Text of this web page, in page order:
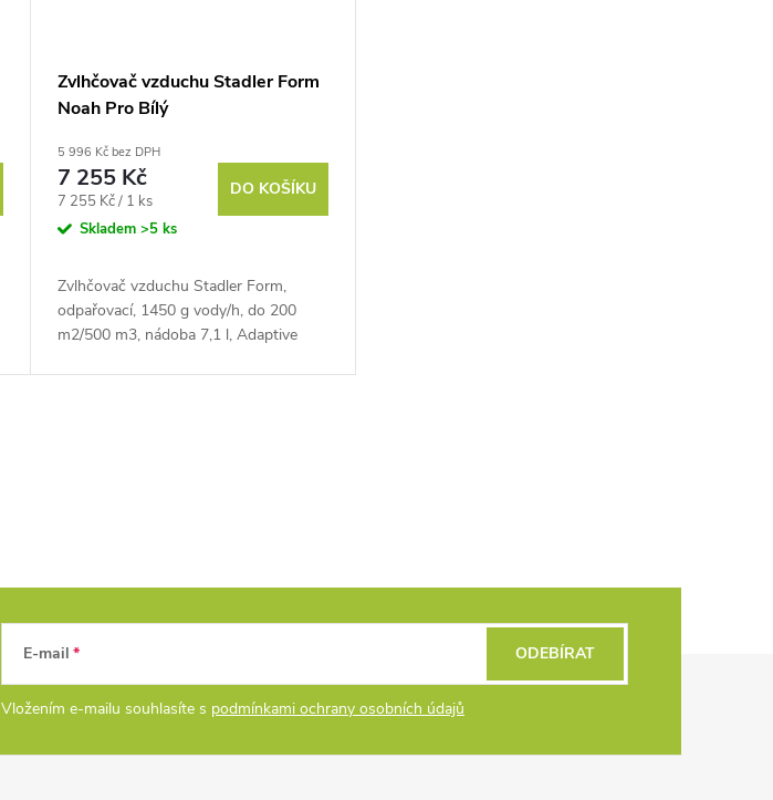
Zvlhčovač vzduchu Stadler Form
Noah Pro Bílý
5 996 Kč bez DPH
7 255 Kč
Měrná
cena:
7 255 Kč / 1 ks
Skladem >5 ks
DO KOŠÍKU
Zvlhčovač vzduchu Stadler Form,
odpařovací, 1450 g vody/h, do 200
m2/500 m3, nádoba 7,1 l, Adaptive
E-mail
Vložením e-mailu souhlasíte s podmínkami ochrany osobních údajů
ODEBÍRAT